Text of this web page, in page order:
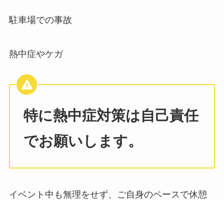
駐車場での事故
熱中症やケガ
特に熱中症対策は自己責任
でお願いします。
イベント中も無理をせず、ご自身のペースで休憩